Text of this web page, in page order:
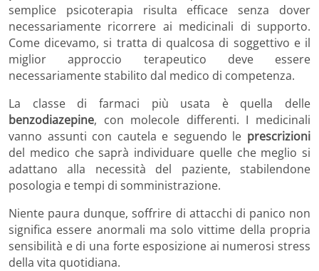
semplice psicoterapia risulta efficace senza dover
necessariamente ricorrere ai medicinali di supporto.
Come dicevamo, si tratta di qualcosa di soggettivo e il
miglior approccio terapeutico deve essere
necessariamente stabilito dal medico di competenza.
La classe di farmaci più usata è quella delle
benzodiazepine, con molecole differenti. I medicinali
vanno assunti con cautela e seguendo le prescrizioni
del medico che saprà individuare quelle che meglio si
adattano alla necessità del paziente, stabilendone
posologia e tempi di somministrazione.
Niente paura dunque, soffrire di attacchi di panico non
significa essere anormali ma solo vittime della propria
sensibilità e di una forte esposizione ai numerosi stress
della vita quotidiana.